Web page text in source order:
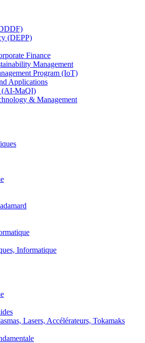
(DEPP)
Finance
Management
Program (IoT)
Applications
(AI-MaQI)
& Management
Informatique
Lasers, Accélérateurs, Tokamaks